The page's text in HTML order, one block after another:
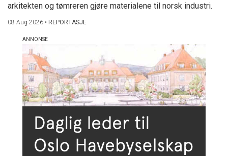
arkitekten og tømreren gjøre materialene til norsk industri.
08 Aug 2026 • REPORTASJE